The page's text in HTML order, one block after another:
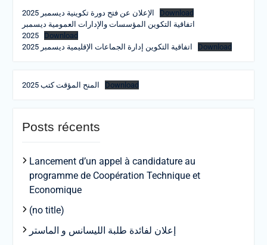
الإعلان عن فتح دورة تكوينية ديسمبر 2025
Download
اتفاقية التكوين المؤسسات والإدارات العمومية ديسمبر
2025
Download
اتفاقية التكوين إدارة الجماعات الإقليمية ديسمبر 2025
Download
المنح المؤقت كتب 2025 Download
Posts récents
Lancement d’un appel à candidature au
programme de Coopération Technique et
Economique
(no title)
إعلان لفائدة طلبة الليسانس و الماستر